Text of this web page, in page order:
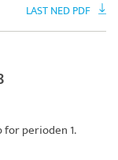
LAST NED PDF
perioden 1.